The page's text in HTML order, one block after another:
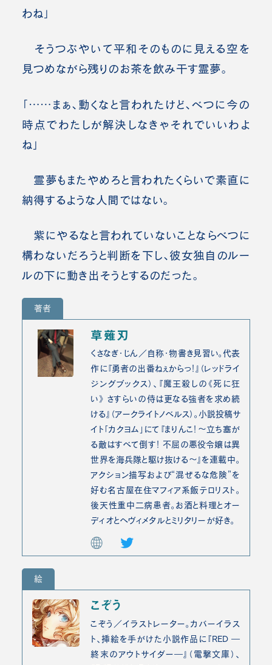
わね」
そうつぶやいて平和そのものに見える空を
見つめながら残りのお茶を飲み干す霊夢。
「……まぁ、動くなと言われたけど、べつに今の
時点でわたしが解決しなきゃそれでいいわよ
ね」
霊夢もまたやめろと言われたくらいで素直に
納得するような人間ではない。
紫にやるなと言われていないことならべつに
構わないだろうと判断を下し、彼女独自のルー
ルの下に動き出そうとするのだった。
著者
草薙刃
くさなぎ・じん／自称・物書き見習い。代表
作に『勇者の出番ねぇからっ！』（レッドライ
ジングブックス）、『魔王殺しの《死に狂
い》 さすらいの侍は更なる強者を求め続
ける』（アークライトノベルス）。小説投稿サ
イト「カクヨム」にて『まりんこ！～立ち塞が
る敵はすべて倒す！ 不屈の悪役令嬢は異
世界を海兵隊と駆け抜ける～』を連載中。
アクション描写および“混ぜるな危険”を
好む名古屋在住マフィア系飯テロリスト。
後天性重中二病患者。お酒と料理とオー
ディオとヘヴィメタルとミリタリーが好き。
絵
こぞう
こぞう／イラストレーター。カバーイラス
ト、挿絵を手がけた小説作品に『RED ―
終末のアウトサイダー―』（電撃文庫）、